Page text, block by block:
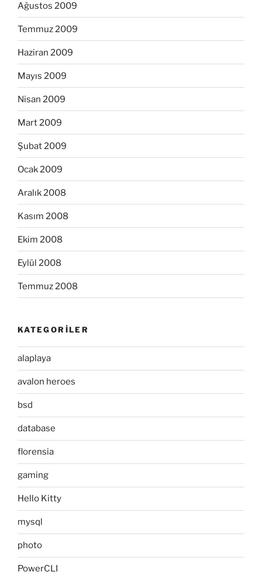
Ağustos 2009
Temmuz 2009
Haziran 2009
Mayıs 2009
Nisan 2009
Mart 2009
Şubat 2009
Ocak 2009
Aralık 2008
Kasım 2008
Ekim 2008
Eylül 2008
Temmuz 2008
KATEGORILER
alaplaya
avalon heroes
bsd
database
florensia
gaming
Hello Kitty
mysql
photo
PowerCLI